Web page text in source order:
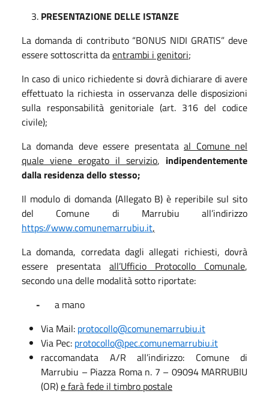
PRESENTAZIONE DELLE ISTANZE
La domanda di contributo “BONUS NIDI GRATIS” deve
essere sottoscritta daentrambi i genitori;
In caso di unico richiedente si dovrà dichiarare di avere
effettuato la richiesta in osservanza delle disposizioni
sulla responsabilità genitoriale (art. 316 del codice
civile);
La domanda deve essere presentataal Comune nel
quale viene erogato il servizio, indipendentemente
dalla residenza dello stesso;
Il modulo di domanda (Allegato B) è reperibile sul sito
del Comune di Marrubiu all’indirizzo
https://www.comunemarrubiu.it,
La domanda, corredata dagli allegati richiesti, dovrà
essere presentata all’Ufficio Protocollo Comunale,
secondo una delle modalità sotto riportate:
- a mano
Via Mail: protocollo@comunemarrubiu.it
Via Pec: protocollo@pec.comunemarrubiu.it
raccomandata A/R all’indirizzo: Comune di
Marrubiu – Piazza Roma n. 7 – 09094 MARRUBIU
(OR)e farà fede il timbro postale